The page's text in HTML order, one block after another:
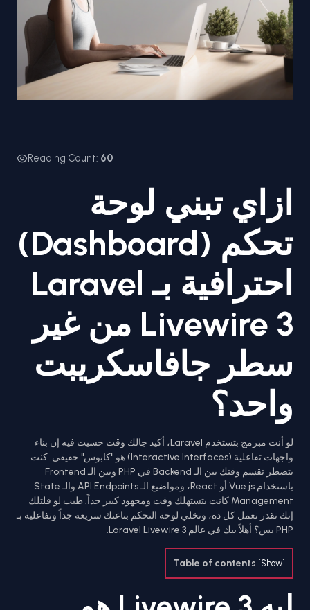
Reading Count: 60
ازاي تبني لوحة
تحكم (Dashboard)
احترافية بـ Laravel
Livewire 3 من غير
سطر جافاسكريبت
واحد؟
لو أنت مبرمج بتستخدم Laravel، أكيد جالك وقت حسيت فيه إن بناء
واجهات تفاعلية (Interactive Interfaces) هو "كابوس" حقيقي. كنت
بتضطر تقسم وقتك بين الـ Backend في PHP وبين الـ Frontend
باستخدام Vue.js أو React، ومواضيع الـ API Endpoints والـ State
Management كانت بتستهلك وقت ومجهود كبير جداً. طيب لو قلتلك
إنك تقدر تعمل كل ده، وتخلي لوحة التحكم بتاعتك سريعة جداً وتفاعلية بـ
PHP بس؟ أهلاً بيك في عالم Laravel Livewire 3.
Table of contents [Show]